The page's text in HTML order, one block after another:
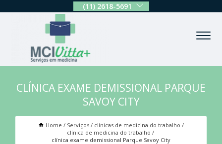
(11) 2618-5691
CLÍNICA EXAME DEMISSIONAL PARQUE
SAVOY CITY
Home Serviços
clínicas de medicina do trabalho
clínica de medicina do trabalho
clínica exame demissional Parque Savoy City